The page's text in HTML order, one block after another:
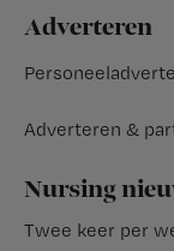
Adverteren
Adverteren &
Nursing
Twee keer per